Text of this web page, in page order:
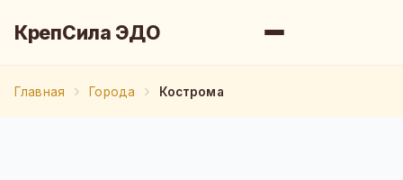
КрепСила ЭДО
Главная Города Кострома